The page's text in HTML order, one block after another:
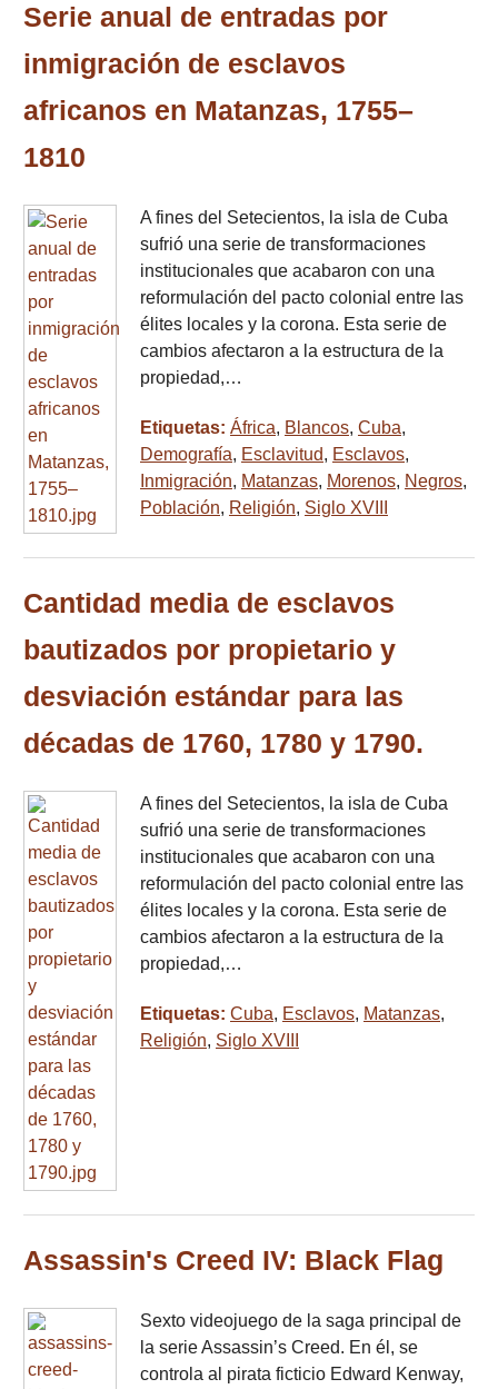
Serie anual de entradas por
inmigración de esclavos
africanos en Matanzas, 1755–
1810
A fines del Setecientos, la isla de Cuba
sufrió una serie de transformaciones
institucionales que acabaron con una
reformulación del pacto colonial entre las
élites locales y la corona. Esta serie de
cambios afectaron a la estructura de la
propiedad,…
Etiquetas: África, Blancos, Cuba,
Demografía, Esclavitud, Esclavos,
Inmigración, Matanzas, Morenos, Negros,
Población, Religión, Siglo XVIII
Cantidad media de esclavos
bautizados por propietario y
desviación estándar para las
décadas de 1760, 1780 y 1790.
A fines del Setecientos, la isla de Cuba
sufrió una serie de transformaciones
institucionales que acabaron con una
reformulación del pacto colonial entre las
élites locales y la corona. Esta serie de
cambios afectaron a la estructura de la
propiedad,…
Etiquetas: Cuba, Esclavos, Matanzas,
Religión, Siglo XVIII
Assassin's Creed IV: Black Flag
Sexto videojuego de la saga principal de
la serie Assassin’s Creed. En él, se
controla al pirata ficticio Edward Kenway,